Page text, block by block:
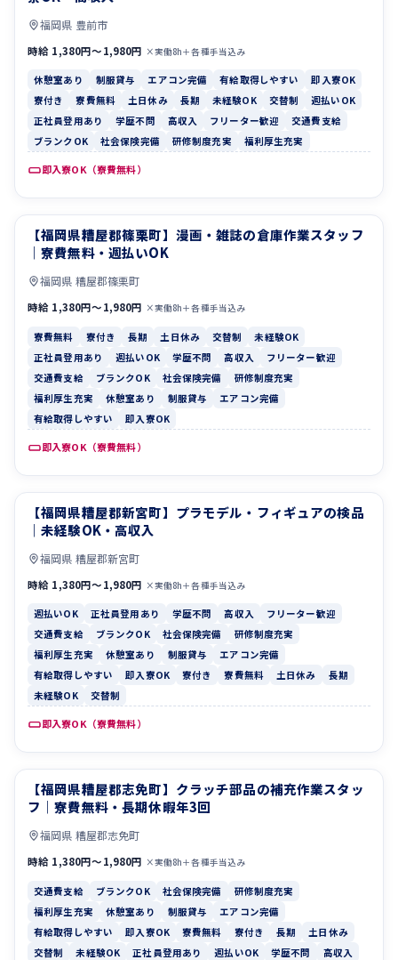
福岡県 豊前市
時給 1,380円〜1,980円 ×実働8h＋各種手当込み
休憩室あり 制服貸与 エアコン完備 有給取得しやすい
即入寮OK
寮付き
寮費無料 土日休み 長期 未経験OK 交替制
週払いOK
正社員登用あり
学歴不問 高収入 フリーター歓迎
交通費支給
ブランクOK
社会保険完備 研修制度充実 福利厚生充実
即入寮OK（寮費無料）
寮費無料 寮付き
【福岡県糟屋郡篠栗町】漫画・雑誌の倉庫作業スタッフ
｜寮費無料・週払いOK
福岡県 糟屋郡篠栗町
時給 1,380円〜1,980円 ×実働8h＋各種手当込み
寮費無料 寮付き 長期 土日休み 交替制
未経験OK
正社員登用あり
週払いOK 学歴不問 高収入
フリーター歓迎
交通費支給
ブランクOK 社会保険完備
研修制度充実
福利厚生充実
休憩室あり 制服貸与
エアコン完備
有給取得しやすい
即入寮OK
即入寮OK（寮費無料）
週払いOK 正社員登用あり
【福岡県糟屋郡新宮町】プラモデル・フィギュアの検品
｜未経験OK・高収入
福岡県 糟屋郡新宮町
時給 1,380円〜1,980円 ×実働8h＋各種手当込み
週払いOK 正社員登用あり 学歴不問 高収入
フリーター歓迎
交通費支給
ブランクOK 社会保険完備
研修制度充実
福利厚生充実
休憩室あり 制服貸与
エアコン完備
有給取得しやすい
即入寮OK 寮付き 寮費無料 土日休み
長期
未経験OK
交替制
即入寮OK（寮費無料）
交通費支給 ブランクOK
【福岡県糟屋郡志免町】クラッチ部品の補充作業スタッ
フ｜寮費無料・長期休暇年3回
福岡県 糟屋郡志免町
時給 1,380円〜1,980円 ×実働8h＋各種手当込み
交通費支給 ブランクOK 社会保険完備
研修制度充実
福利厚生充実
休憩室あり 制服貸与
エアコン完備
有給取得しやすい
即入寮OK 寮費無料 寮付き 長期
土日休み
交替制
未経験OK 正社員登用あり 週払いOK 学歴不問
高収入